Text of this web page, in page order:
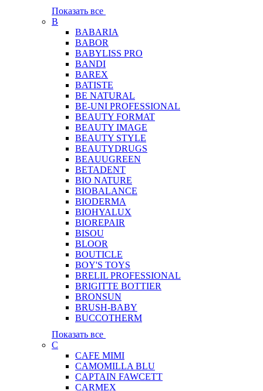
Показать все
B
BABARIA
BABOR
BABYLISS PRO
BANDI
BAREX
BATISTE
BE NATURAL
BE-UNI PROFESSIONAL
BEAUTY FORMAT
BEAUTY IMAGE
BEAUTY STYLE
BEAUTYDRUGS
BEAUUGREEN
BETADENT
BIO NATURE
BIOBALANCE
BIODERMA
BIOHYALUX
BIOREPAIR
BISOU
BLOOR
BOUTICLE
BOY'S TOYS
BRELIL PROFESSIONAL
BRIGITTE BOTTIER
BRONSUN
BRUSH-BABY
BUCCOTHERM
Показать все
C
CAFE MIMI
CAMOMILLA BLU
CAPTAIN FAWCETT
CARMEX